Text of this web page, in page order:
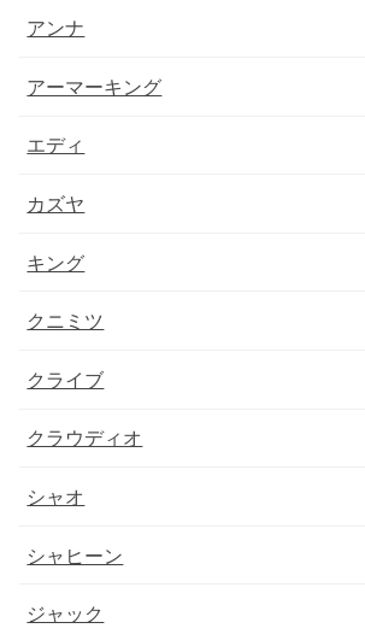
アンナ
アーマーキング
エディ
カズヤ
キング
クニミツ
クライブ
クラウディオ
シャオ
シャヒーン
ジャック